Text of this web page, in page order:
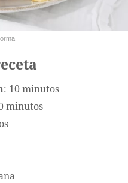
: 10 minutos
minutos